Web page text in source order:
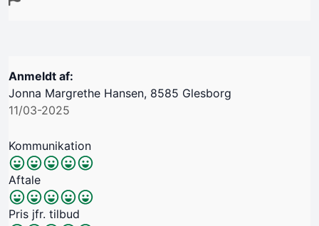
Anmeldt af:
Jonna Margrethe Hansen, 8585 Glesborg
11/03-2025
Kommunikation
Aftale
Pris jfr. tilbud